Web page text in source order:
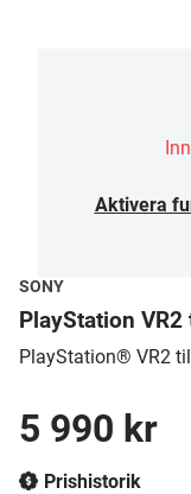
Aktivera
SONY
PlayStation
PlayStation® VR2
5 990 kr
Prishistorik